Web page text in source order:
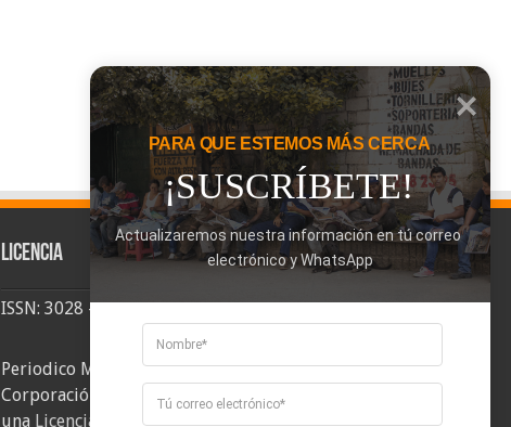
Licencia
ISSN: 3028 - 6026
Periodico Mi Comuna 2, elaborado por
Corporación Mi Comuna se distribuye bajo
una Licencia Creative Commons Atribución-
PARA QUE ESTEMOS MÁS CERCA
¡SUSCRÍBETE!
Actualizaremos nuestra información en tú correo
electrónico y WhatsApp